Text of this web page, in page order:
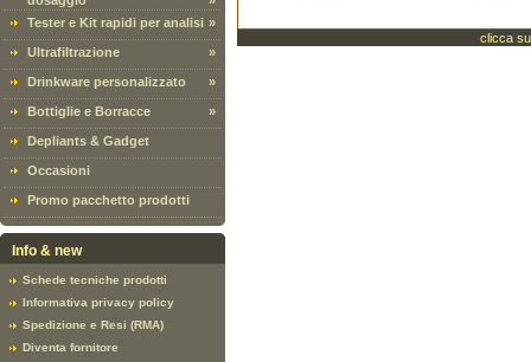
Tester e Kit rapidi per analisi »
Ultrafiltrazione »
Drinkware personalizzato »
Bottiglie e Borracce »
Depliants & Gadget
Occasioni
Promo pacchetto prodotti
Info & new
Schede tecniche prodotti
Informativa privacy policy
Spedizione e Resi (RMA)
Diventa fornitore
clicca